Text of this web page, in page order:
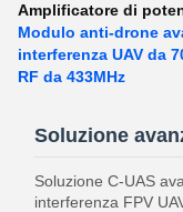
Amplificatore di
Modulo anti-drone
interferenza UAV da
RF da 433MHz
Soluzione
Soluzione C-UAS
interferenza FPV